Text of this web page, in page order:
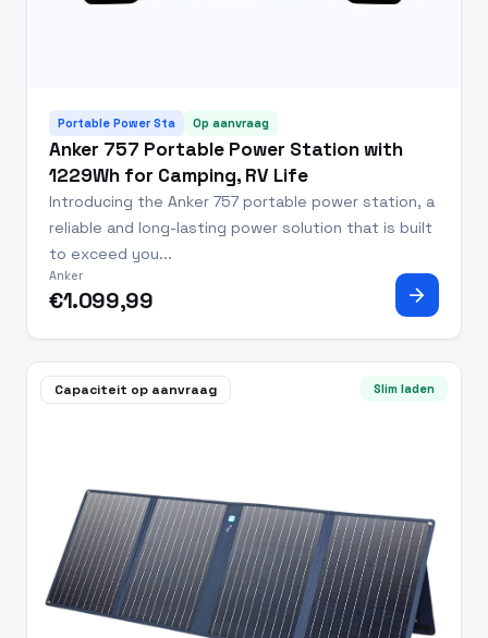
Portable Power Sta Op aanvraag
Anker 757 Portable Power Station with
1229Wh for Camping, RV Life
Introducing the Anker 757 portable power station, a
reliable and long-lasting power solution that is built
to exceed you...
Anker
€1.099,99 arrow_forward
Capaciteit op aanvraag Slim laden